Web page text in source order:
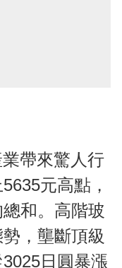
帶來驚人行
元高點，
和。高階玻
，壟斷頂級
日圓暴漲